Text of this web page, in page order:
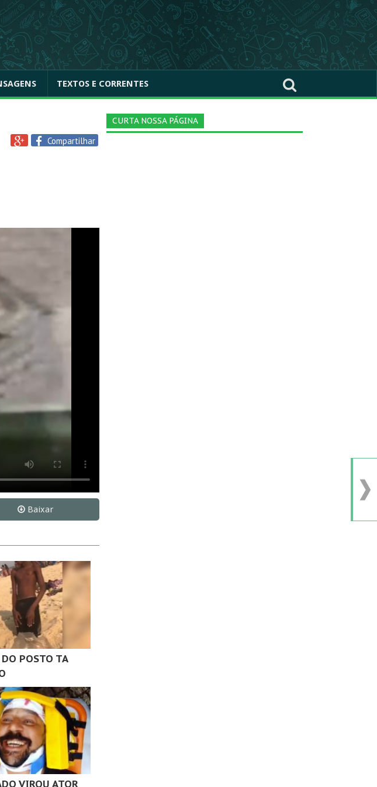
TEXTOS E CORRENTES
Compartilhar
Baixar
DO POSTO TA
VIROU ATOR
CURTA NOSSA PÁGINA